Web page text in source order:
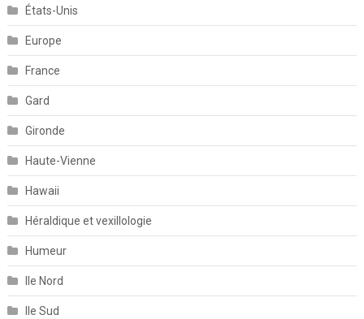
États-Unis
Europe
France
Gard
Gironde
Haute-Vienne
Hawaii
Héraldique et vexillologie
Humeur
Ile Nord
Ile Sud